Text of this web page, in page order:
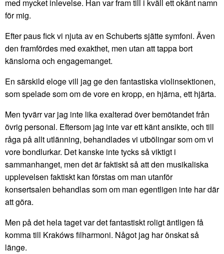
med mycket inlevelse. Han var fram till i kväll ett okänt namn
för mig.
Efter paus fick vi njuta av en Schuberts sjätte symfoni. Även
den framfördes med exakthet, men utan att tappa bort
känslorna och engagemanget.
En särskild eloge vill jag ge den fantastiska violinsektionen,
som spelade som om de vore en kropp, en hjärna, ett hjärta.
Men tyvärr var jag inte lika exalterad över bemötandet från
övrig personal. Eftersom jag inte var ett känt ansikte, och till
råga på allt utlänning, behandlades vi utbölingar som om vi
vore bondlurkar. Det kanske inte tycks så viktigt i
sammanhanget, men det är faktiskt så att den musikaliska
upplevelsen faktiskt kan förstas om man utanför
konsertsalen behandlas som om man egentligen inte har där
att göra.
Men på det hela taget var det fantastiskt roligt äntligen få
komma till Krakóws filharmoni. Något jag har önskat så
länge.